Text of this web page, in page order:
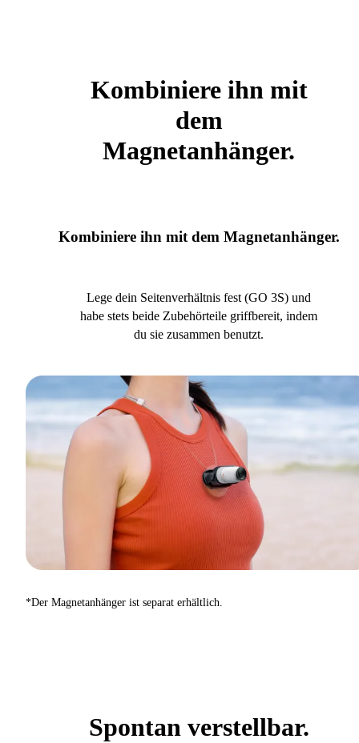
Kombiniere ihn mit
dem
Magnetanhänger.
Kombiniere ihn mit dem Magnetanhänger.
Lege dein Seitenverhältnis fest (GO 3S) und
habe stets beide Zubehörteile griffbereit, indem
du sie zusammen benutzt.
*Der Magnetanhänger ist separat erhältlich.
Spontan verstellbar.